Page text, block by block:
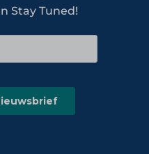
Stay Tuned!